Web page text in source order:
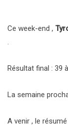
Ce week-end ,
.
Résultat final : 39
La semaine
A venir , le